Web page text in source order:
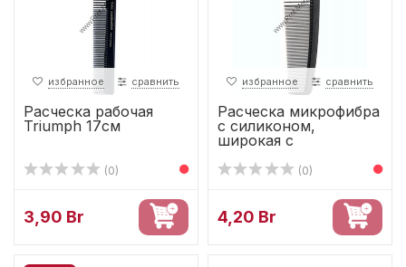
избранное сравнить
Расческа рабочая
Triumph 17см
(0)
3,90 Br
избранное сравнить
Расческа микрофибра
с силиконом,
широкая с
разделительным...
(0)
4,20 Br